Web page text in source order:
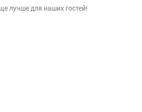
лучше для наших гостей!